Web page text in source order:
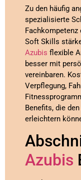
Zu den häufig
spezialisierte
Soft Skills
Azubis flexible
besser mit
vereinbaren.
Verpflegung,
Benefits, die
erleichtern
Azubis